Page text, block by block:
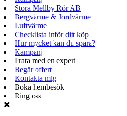
Stora Mellby Rör AB
Bergvärme & Jordvärme
Luftvärme
Checklista inför ditt köp
Hur mycket kan du spara?
Kampanj
Prata med en expert
Begär offert
Kontakta mig
Boka hembesök
Ring oss